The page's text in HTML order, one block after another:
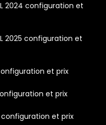
2024 configuration et
2025 configuration et
et prix
et prix
et prix